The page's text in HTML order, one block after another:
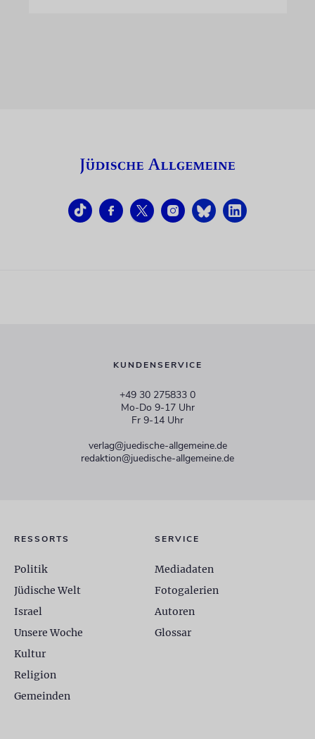
KUNDENSERVICE
+49 30 275833 0
Mo-Do 9-17 Uhr
Fr 9-14 Uhr
verlag@juedische-allgemeine.de
redaktion@juedische-allgemeine.de
RESSORTS
Politik
Jüdische Welt
Israel
Unsere Woche
Kultur
Religion
Gemeinden
SERVICE
Mediadaten
Fotogalerien
Autoren
Glossar